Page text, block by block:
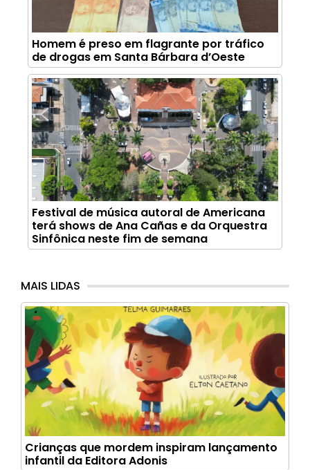
Homem é preso em flagrante por tráfico
de drogas em Santa Bárbara d’Oeste
Festival de música autoral de Americana
terá shows de Ana Cañas e da Orquestra
Sinfônica neste fim de semana
MAIS LIDAS
Crianças que mordem inspiram lançamento
infantil da Editora Adonis